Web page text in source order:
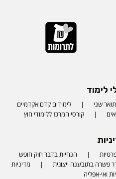
לימוד
שני
לימודים קדם אקדמיים
קורסי המרכז ללימודי חוץ
הנחיות בדבר חוק חופש
בתובענה ייצוגית
מדיניות
ואי-אפליה